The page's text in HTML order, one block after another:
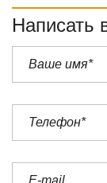
Написать